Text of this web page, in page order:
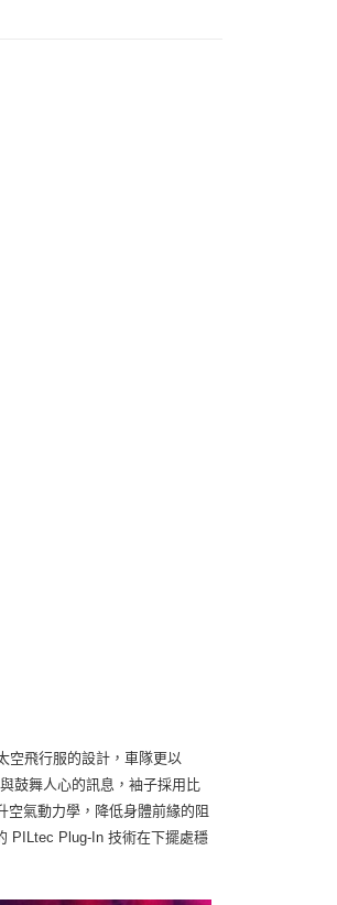
空飛行服的設計，車隊更以
鼓舞人心的訊息，袖子採用比
空氣動力學，降低身體前緣的阻
PILtec Plug-In 技術在下擺處穩